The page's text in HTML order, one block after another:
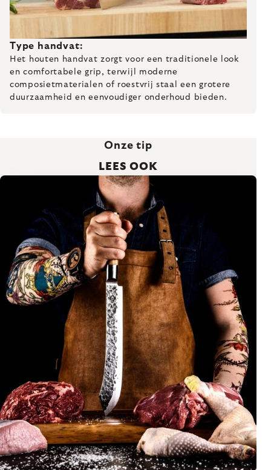
Type handvat:
Het houten handvat zorgt voor een traditionele look
en comfortabele grip, terwijl moderne
composietmaterialen of roestvrij staal een grotere
duurzaamheid en eenvoudiger onderhoud bieden.
Onze tip
LEES OOK